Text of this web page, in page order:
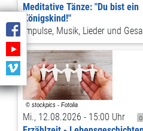
Meditative Tänze: "Du bist ein
Königskind!"
Impulse, Musik, Lieder und
Mi., 12.08.2026 - 15:00 Uhr